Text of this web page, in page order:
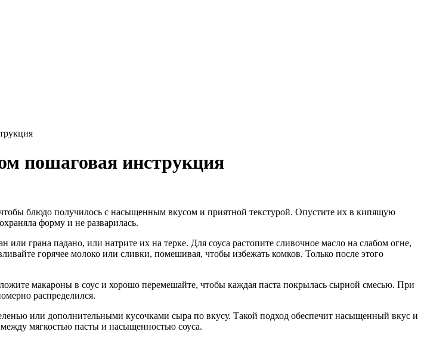
пошаговая инструкция
блюдо получилось с насыщенным вкусом и приятной текстурой. Опустите их в кипящую
форму и не разварилась.
или грана падано, или натрите их на терке. Для соуса растопите сливочное масло на слабом огне,
горячее молоко или сливки, помешивая, чтобы избежать комков. Только после этого
макароны в соус и хорошо перемешайте, чтобы каждая паста покрылась сырной смесью. При
распределился.
или дополнительными кусочками сыра по вкусу. Такой подход обеспечит насыщенный вкус и
мягкостью пасты и насыщенностью соуса.